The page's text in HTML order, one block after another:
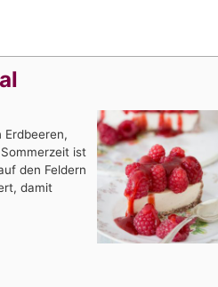
Erdbeeren,
ist
den Feldern
damit